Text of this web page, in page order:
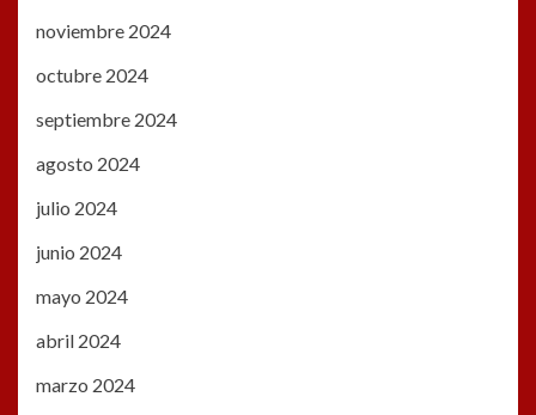
noviembre 2024
octubre 2024
septiembre 2024
agosto 2024
julio 2024
junio 2024
mayo 2024
abril 2024
marzo 2024